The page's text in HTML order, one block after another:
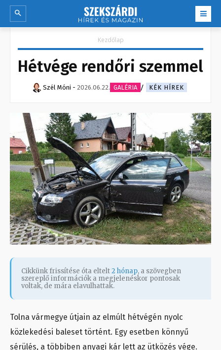
Kezdőlap
Hétvége rendőri szemmel
Szél Móni - 2026.06.22. GALÉRIA KÉK HÍREK
Cikkünk frissítése óta eltelt2 hónap, a szövegben
szereplő információk a megjelenéskor pontosak
voltak, de mára elavulhattak.
Tolna vármegye útjain az elmúlt hétvégén nyolc
közlekedési baleset történt. Egy esetben könnyű
sérülés, a többiben anyagi kár lett az ütközés vége.